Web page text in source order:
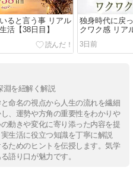
ると言う事 リアル
活【38日目】
独身時代に戻
クワク感 リア
【37日目】
3日前
淵を紐解く解説
命名の視点から人生の流れを繊細
、運勢や方角の重要性をわかりや
動きや変化に寄り添った内容を提
生活に役立つ知識を丁寧に解説
ためのヒントを伝授します。気学
語り口が魅力です。